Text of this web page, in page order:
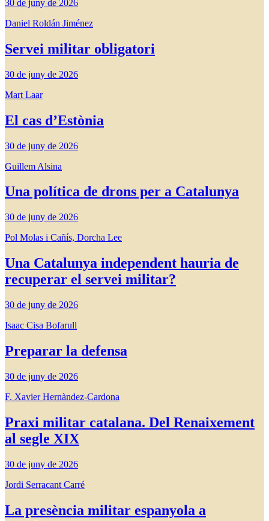
30 de juny de 2026
Daniel Roldán Jiménez
Servei militar obligatori
30 de juny de 2026
Mart Laar
El cas d’Estònia
30 de juny de 2026
Guillem Alsina
Una política de drons per a Catalunya
30 de juny de 2026
Pol Molas i Cañís, Dorcha Lee
Una Catalunya independent hauria de
recuperar el servei militar?
30 de juny de 2026
Isaac Cisa Bofarull
Preparar la defensa
30 de juny de 2026
F. Xavier Hernàndez-Cardona
Praxi militar catalana. Del Renaixement
al segle XIX
30 de juny de 2026
Jordi Serracant Carré
La presència militar espanyola a